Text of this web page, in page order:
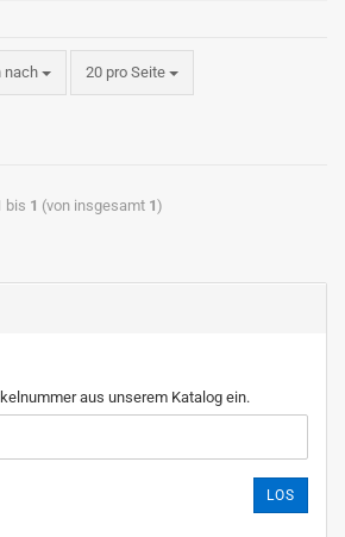
nach 20 pro Seite
bis 1 (von insgesamt 1)
aus unserem Katalog ein.
LOS